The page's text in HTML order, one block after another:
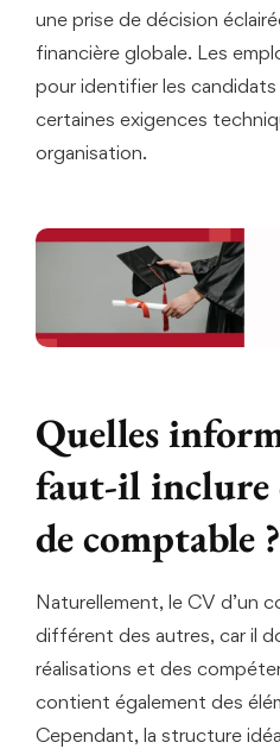
une prise de décision
financière globale. Les
pour identifier les
certaines exigences
organisation.
Quelles
faut-il inclure
de comptable ?
Naturellement, le CV d’un
différent des autres, car il
réalisations et des
contient également des
Cependant, la structure